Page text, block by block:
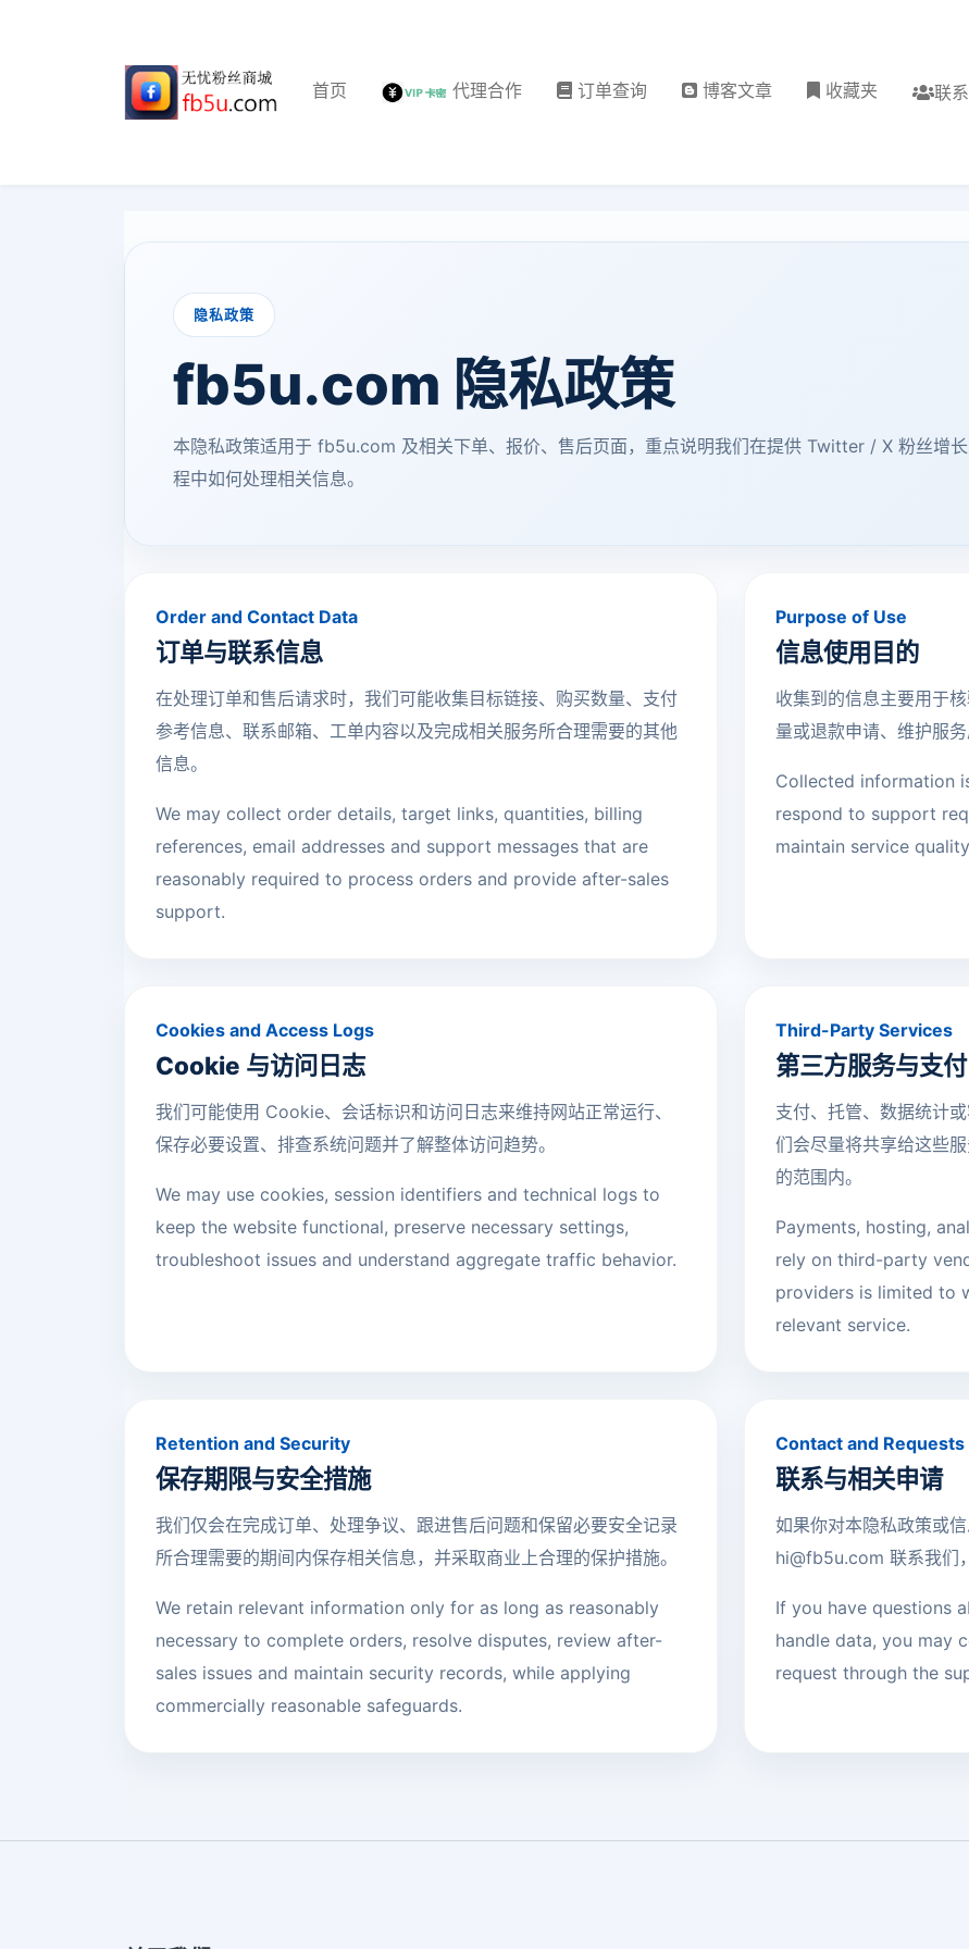
首页 代理合作 订单查询 博客文章 收藏夹 联
隐私政策
fb5u.com 隐私政策
本隐私政策适用于 fb5u.com 及相关下单、报价、售后页面，重点说明我们在提供 Twitter / X 粉丝增
程中如何处理相关信息。
Order and Contact Data
订单与联系信息
在处理订单和售后请求时，我们可能收集目标链接、购买数量、支付
参考信息、联系邮箱、工单内容以及完成相关服务所合理需要的其他
信息。
We may collect order details, target links, quantities, billing
references, email addresses and support messages that are
reasonably required to process orders and provide after-sales
support.
Purpose of Use
信息使用目的
收集到的信息主要用于
量或退款申请、维护服
Collected information
respond to support
maintain service
Cookies and Access Logs
Cookie 与访问日志
我们可能使用 Cookie、会话标识和访问日志来维持网站正常运行、
保存必要设置、排查系统问题并了解整体访问趋势。
We may use cookies, session identifiers and technical logs to
keep the website functional, preserve necessary settings,
troubleshoot issues and understand aggregate traffic behavior.
Third-Party Services
第三方服务与支付
支付、托管、数据统计
们会尽量将共享给这些
的范围内。
Payments, hosting,
rely on third-party
providers is limited to
relevant service.
Retention and Security
保存期限与安全措施
我们仅会在完成订单、处理争议、跟进售后问题和保留必要安全记录
所合理需要的期间内保存相关信息，并采取商业上合理的保护措施。
We retain relevant information only for as long as reasonably
necessary to complete orders, resolve disputes, review after-
sales issues and maintain security records, while applying
commercially reasonable safeguards.
Contact and Requests
联系与相关申请
如果你对本隐私政策或
hi@fb5u.com 联系我们
If you have questions
handle data, you may
request through the